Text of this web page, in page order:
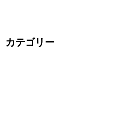
カテゴリー